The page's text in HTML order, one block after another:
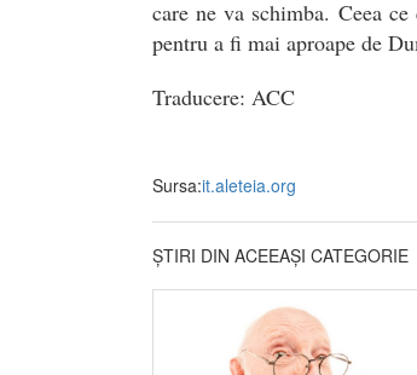
care ne va schimba. Ceea
pentru a fi mai aproape de
Traducere: ACC
Sursa:it.aleteia.org
ȘTIRI DIN ACEEAȘI CATEGORIE